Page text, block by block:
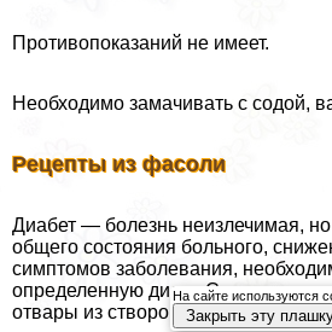
Противопоказаний не имеет.
Необходимо замачивать с содой,
Рецепты из фасоли
Диабет — болезнь неизлечимая,
общего состояния больного,
симптомов заболевания,
определенную диету.
отвары из створок фасоли (если
На сайте используются
Закрыть эту